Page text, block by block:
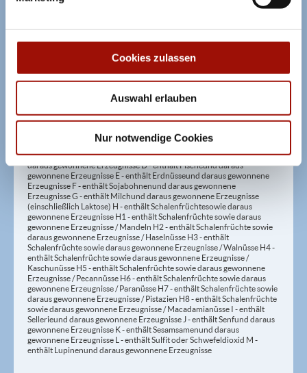
Cookies zulassen
Auswahl erlauben
Nur notwendige Cookies
- mit Sauerstoff, unter Hochdruck, farbstabilisierend (bei Frischfleisch)
23 - mit Nitritpökelsalz 24 - enthält Alkohol 25 - mit Stabilisatoren 26 -
A - enthält Glutenhaltiges Getreide A1 - enthält glutenhaltiges Getreide
/ Weizen A2 - enthält glutenhaltiges Getreide / Roggen A3 - enthält
glutenhaltiges Getreide / Gerste A4 - enthält glutenhaltiges Getreide /
Hafer A5 - enthält glutenhaltiges Getreide / Dinkel B - enthält
Krebstiere und daraus gewonnene Erzeugnisse C - enthält Eier und
daraus gewonnene Erzeugnisse D - enthält Fische und daraus
gewonnene Erzeugnisse E - enthält Erdnüsse und daraus gewonnene
Erzeugnisse F - enthält Sojabohnen und daraus gewonnene
Erzeugnisse G - enthält Milch und daraus gewonnene Erzeugnisse
(einschließlich Laktose) H - enthält Schalenfrüchte sowie daraus
gewonnene Erzeugnisse H1 - enthält Schalenfrüchte sowie daraus
gewonnene Erzeugnisse / Mandeln H2 - enthält Schalenfrüchte sowie
daraus gewonnene Erzeugnisse / Haselnüsse H3 - enthält
Schalenfrüchte sowie daraus gewonnene Erzeugnisse / Walnüsse H4 -
enthält Schalenfrüchte sowie daraus gewonnene Erzeugnisse /
Kaschunüsse H5 - enthält Schalenfrüchte sowie daraus gewonnene
Erzeugnisse / Pecannüsse H6 - enthält Schalenfrüchte sowie daraus
gewonnene Erzeugnisse / Paranüsse H7 - enthält Schalenfrüchte sowie
daraus gewonnene Erzeugnisse / Pistazien H8 - enthält Schalenfrüchte
sowie daraus gewonnene Erzeugnisse / Macadamianüsse I - enthält
Sellerie und daraus gewonnene Erzeugnisse J - enthält Senf und daraus
gewonnene Erzeugnisse K - enthält Sesamsamen und daraus
gewonnene Erzeugnisse L - enthält Sulfit oder Schwefeldioxid M -
enthält Lupinen und daraus gewonnene Erzeugnisse